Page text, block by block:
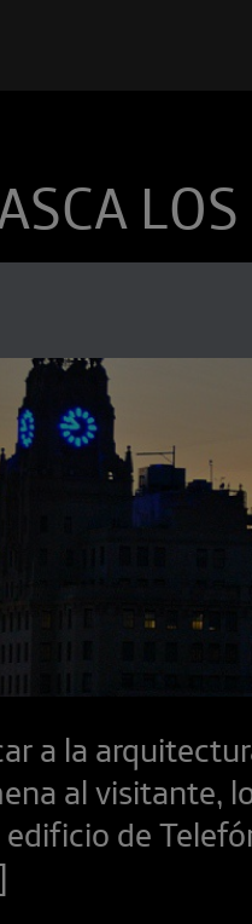
a la
al visitante,
de